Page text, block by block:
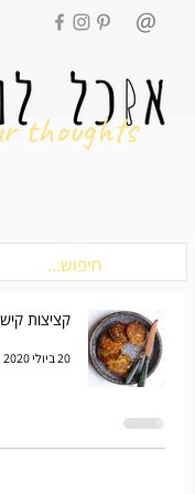
thoughts
קציצות
20 ביולי 2020